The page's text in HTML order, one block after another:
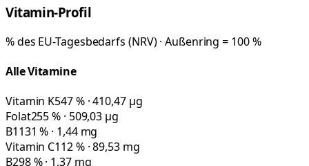
Vitamin-Profil
% des EU-Tagesbedarfs (NRV) · Außenring = 100 %
Alle Vitamine
Vitamin K547 % · 410,47 µg
Folat255 % · 509,03 µg
B1131 % · 1,44 mg
Vitamin C112 % · 89,53 mg
B298 % · 1,37 mg